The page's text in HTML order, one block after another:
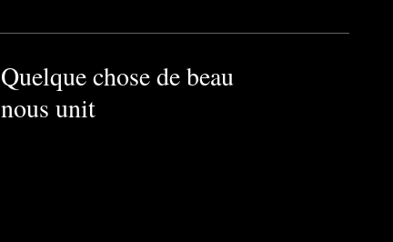
Quelque chose de beau
nous unit